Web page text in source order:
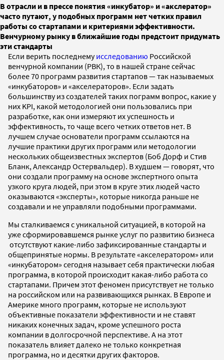
В отрасли и в прессе понятия «инкубатор» и «акслератор»
часто путают, у подобных программ нет четких правил
работы со стартапами и критериями эффективности.
Венчурному рынку в ближайшие годы предстоит придумать
эти стандарты
Если верить последнемуисследованию Российской
венчурной компании (РВК), то в нашей стране сейчас
более 70 программ развития стартапов — так называемых
«инкубаторов» и «акселераторов». Если задать
большинству из создателей таких пограмм вопрос, какие у
них KPI, какой методологией они пользовались при
разработке, как они измеряют их успешность и
эффективность, то чаще всего четких ответов нет. В
лучшем случае основатели программ ссылаются на
лучшие практики других программ или методологии
нескольких общеизвестных экспертов (Боб Дорф и Стив
Бланк, Александр Остервальдер). В худшем — говорят, что
они создали программу на основе экспертного опыта
узкого круга людей, при этом в круге этих людей часто
оказываются «эксперты», которые никогда раньше не
создавали и не управляли подобными программами.
Мы сталкиваемся с уникальной ситуацией, в которой на
уже сформировавшемся рынке услуг по развитию бизнеса
отсутствуют какие-либо зафиксированные стандарты и
общепринятые нормы. В результате «акселератором» или
«инкубатором» сегодня называет себя практически любая
программа, в которой происходит какая-либо работа со
стартапами. Причем этот феномен присутствует не только
на российском или на развивающихся рынках. В Европе и
Америке много программ, которые не используют
объективные показатели эффективности и не ставят
никаких конечных задач, кроме успешного роста
компании в долгосрочной перспективе. А на этот
показатель влияет далеко не только конкретная
программа, но и десятки других факторов.